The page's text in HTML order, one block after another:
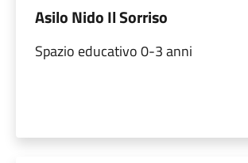
Asilo Nido Il Sorriso
Spazio educativo 0-3 anni